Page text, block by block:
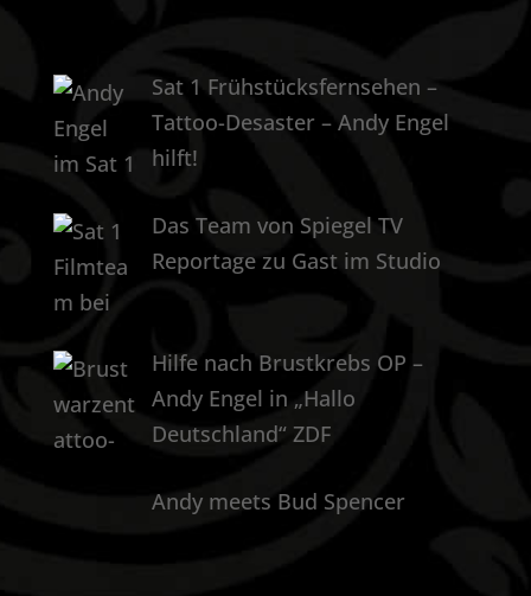
Sat 1 Frühstücksfernsehen –
Tattoo-Desaster – Andy Engel
hilft!
Das Team von Spiegel TV
Reportage zu Gast im Studio
Hilfe nach Brustkrebs OP –
Andy Engel in „Hallo
Deutschland“ ZDF
Andy meets Bud Spencer